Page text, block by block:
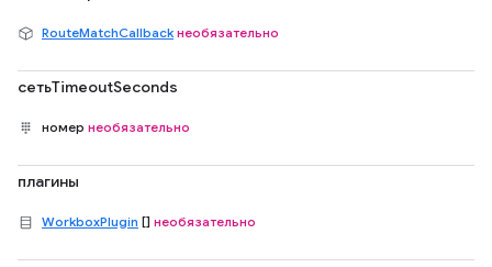
RouteMatchCallback необязательно
сетьTimeoutSeconds
номер необязательно
плагины
WorkboxPlugin [] необязательно